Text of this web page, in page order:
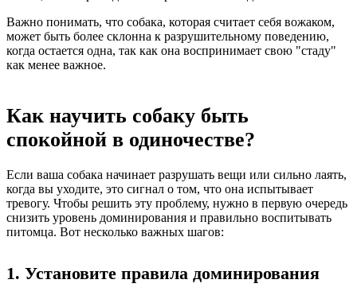
Важно понимать, что собака, которая считает себя вожаком,
может быть более склонна к разрушительному поведению,
когда остается одна, так как она воспринимает свою "стаду"
как менее важное.
Как научить собаку быть
спокойной в одиночестве?
Если ваша собака начинает разрушать вещи или сильно лаять,
когда вы уходите, это сигнал о том, что она испытывает
тревогу. Чтобы решить эту проблему, нужно в первую очередь
снизить уровень доминирования и правильно воспитывать
питомца. Вот несколько важных шагов:
1. Установите правила доминирования